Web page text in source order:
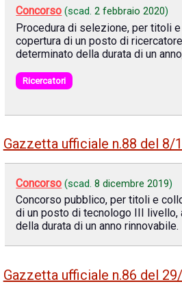
Concorso (scad.2 febbraio 2020)
Procedura di selezione, per titoli
copertura di un posto di
determinato della durata di un
Ricercatori
Gazzetta ufficiale n.88 del 8/
Concorso (scad.8 dicembre 2019)
Concorso pubblico, per titoli e
di un posto di tecnologo III livello,
della durata di un anno rinnovabile.
Gazzetta ufficiale n.86 del